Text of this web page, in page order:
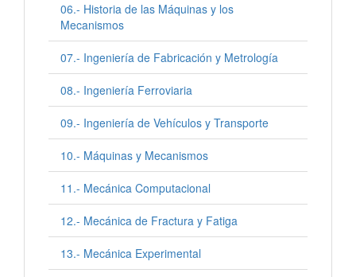
06.- Historia de las Máquinas y los
Mecanismos
07.- Ingeniería de Fabricación y Metrología
08.- Ingeniería Ferroviaria
09.- Ingeniería de Vehículos y Transporte
10.- Máquinas y Mecanismos
11.- Mecánica Computacional
12.- Mecánica de Fractura y Fatiga
13.- Mecánica Experimental